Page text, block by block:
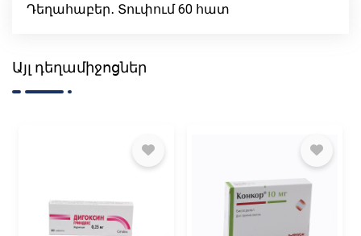
Դեղահաբեր․ Տուփում 60 հատ
Այլ դեղամիջոցներ